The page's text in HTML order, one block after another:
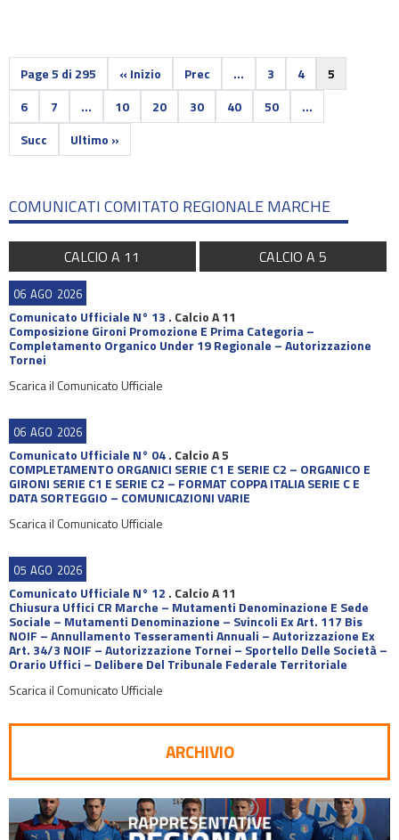
Page 5 di 295 « Inizio Prec ... 3 4
5
6
7 ... 10 20 30 40 50
...
Succ
Ultimo »
COMUNICATI COMITATO REGIONALE MARCHE
CALCIO A 11 CALCIO A 5
06 AGO 2026
Comunicato Ufficiale N° 13 . Calcio A 11
Composizione Gironi Promozione E Prima Categoria –
Completamento Organico Under 19 Regionale – Autorizzazione
Tornei
Scarica il Comunicato Ufficiale
06 AGO 2026
Comunicato Ufficiale N° 04. Calcio A 5
COMPLETAMENTO ORGANICI SERIE C1 E SERIE C2 – ORGANICO E
GIRONI SERIE C1 E SERIE C2 – FORMAT COPPA ITALIA SERIE C E
DATA SORTEGGIO – COMUNICAZIONI VARIE
Scarica il Comunicato Ufficiale
05 AGO 2026
Comunicato Ufficiale N° 12 . Calcio A 11
Chiusura Uffici CR Marche – Mutamenti Denominazione E Sede
Sociale – Mutamenti Denominazione – Svincoli Ex Art. 117 Bis
NOIF – Annullamento Tesseramenti Annuali – Autorizzazione Ex
Art. 34/3 NOIF – Autorizzazione Tornei – Sportello Delle Società –
Orario Uffici – Delibere Del Tribunale Federale Territoriale
Scarica il Comunicato Ufficiale
ARCHIVIO